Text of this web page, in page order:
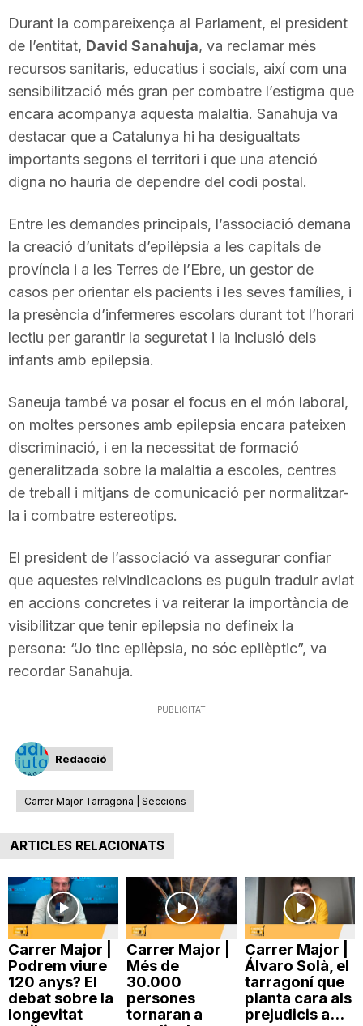
r
a
o
n
a
Durant la compareixença al Parlament, el president
de l’entitat, David Sanahuja, va reclamar més
recursos sanitaris, educatius i socials, així com una
sensibilització més gran per combatre l’estigma que
encara acompanya aquesta malaltia. Sanahuja va
destacar que a Catalunya hi ha desigualtats
importants segons el territori i que una atenció
digna no hauria de dependre del codi postal.
Entre les demandes principals, l’associació demana
la creació d’unitats d’epilèpsia a les capitals de
província i a les Terres de l’Ebre, un gestor de
casos per orientar els pacients i les seves famílies, i
la presència d’infermeres escolars durant tot l’horari
lectiu per garantir la seguretat i la inclusió dels
infants amb epilepsia.
Saneuja també va posar el focus en el món laboral,
on moltes persones amb epilepsia encara pateixen
discriminació, i en la necessitat de formació
generalitzada sobre la malaltia a escoles, centres
de treball i mitjans de comunicació per normalitzar-
la i combatre estereotips.
El president de l’associació va assegurar confiar
que aquestes reivindicacions es puguin traduir aviat
en accions concretes i va reiterar la importància de
visibilitzar que tenir epilepsia no defineix la
persona: “Jo tinc epilèpsia, no sóc epilèptic”, va
recordar Sanahuja.
PUBLICITAT
Redacció
Carrer Major Tarragona | Seccions
ARTICLES RELACIONATS
Carrer Major |
Podrem viure
120 anys? El
debat sobre la
longevitat
Carrer Major |
Més de
30.000
persones
tornaran a
Carrer Major |
Álvaro Solà, el
tarragoní que
planta cara als
prejudicis a...